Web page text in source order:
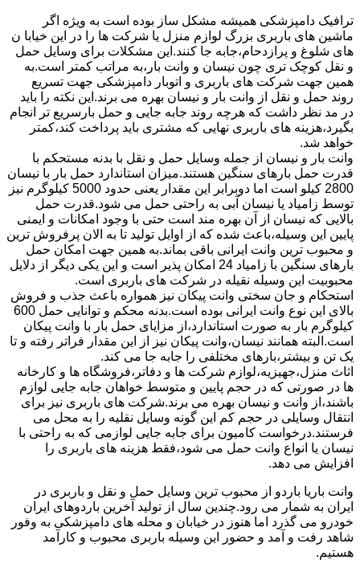
ترافیک دامپزشکی همیشه مشکل ساز بوده است به ویژه اگر
ماشین های باربری بزرگ لوازم منزل یا شرکت ها را در این خیابا ن
های شلوغ و پرازدحام،جابه جا کنند.این مشکلات برای وسایل حمل
و نقل کوچک تری چون نیسان و وانت بار،به مراتب کمتر است.به
همین جهت شرکت های باربری و اتوبار دامپزشکی جهت تسریع
روند حمل و نقل از وانت بار و نیسان بهره می برند.این نکته را باید
در مد نظر داشت که هرچه روند جابه جایی و حمل بارسریع تر انجام
بگیرد،هزینه های باربری نهایی که مشتری باید پرداخت کند،کمتر
خواهد شد.
وانت بار و نیسان از جمله وسایل حمل و نقل با بدنه مستحکم با
قدرت حمل بارهای سنگین هستند.میزان استاندارد حمل بار با نیسان
2800 کیلو است اما دوبرابر این مقدار یعنی حدود 5000 کیلوگرم نیز
توسط زامیاد یا نیسان آبی به راحتی حمل می شود.قدرت حمل
بالایی که نیسان از آن بهره مند است حتی با وجود امکانات و ایمنی
پایین این وسیله،باعث شده که از اوایل تولید تا به الان پرفروش ترین
و محبوب ترین وانت ایرانی باقی بماند.به همین جهت امکان حمل
بارهای سنگین با زامیاد 24 امکان پذیر است و این یکی دیگر از دلایل
محبوبیت این وسیله نقیله در شرکت های باربری است.
استحکام و جان سختی وانت پیکان نیز همواره باعث جذب و فروش
بالای این نوع وانت ایرانی بوده است.بدنه محکم و توانایی حمل 600
کیلوگرم بار به صورت استاندارد،از مزایای حمل بار با وانت پیکان
است.البته همانند نیسان،وانت پیکان نیز از این مقدار فراتر رفته و تا
یک تن و بیشتر،بارهای مختلفی را جابه جا می کند.
اثاث منزل،جهیزیه،لوازم شرکت ها و دفاتر،فروشگاه ها و کارخانه
ها در صورتی که در حجم پایین و متوسط خواهان جابه جایی لوازم
باشند،از وانت و نیسان بهره می برند.شرکت های باربری نیز برای
انتقال وسایلی در حجم کم این گونه وسایل نقلیه را به محل می
فرستند.درخواست کامیون برای جابه جایی لوازمی که به راحتی با
نیسان یا انواع وانت حمل می شود،فقط هزینه های باربری را
افزایش می دهد.
وانت باریا باردو از محبوب ترین وسایل حمل و نقل و باربری در
ایران به شمار می رود.چندین سال از تولید آخرین باردوهای ایران
خودرو می گذرد اما هنوز در خیابان و محله های دامپزشکی به وفور
شاهد رفت و آمد و حضور این وسیله باربری محبوب و کارآمد
هستیم.